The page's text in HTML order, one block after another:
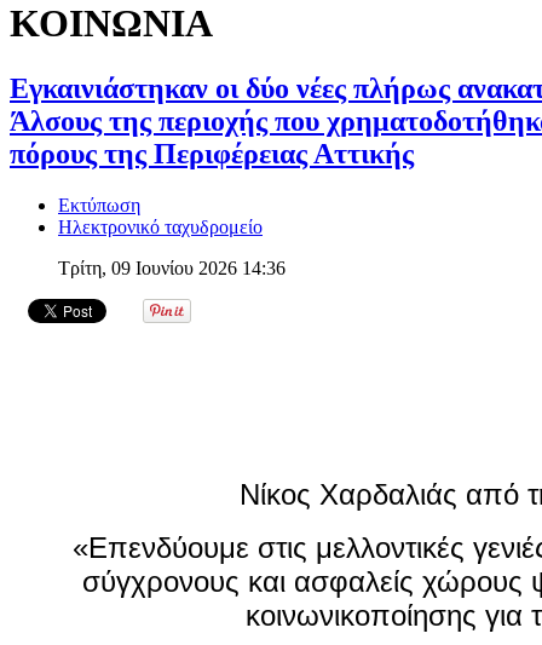
ΚΟΙΝΩΝΙΑ
Εγκαινιάστηκαν οι δύο νέες πλήρως
Άλσους της περιοχής που
πόρους της Περιφέρειας Αττικής
Εκτύπωση
Ηλεκτρονικό ταχυδρομείο
Τρίτη, 09 Ιουνίου 2026 14:36
Νίκος Χαρδαλιάς από
«Επενδύουμε στις μελλοντικές
σύγχρονους και ασφαλείς χώρους
κοινωνικοποίησης για